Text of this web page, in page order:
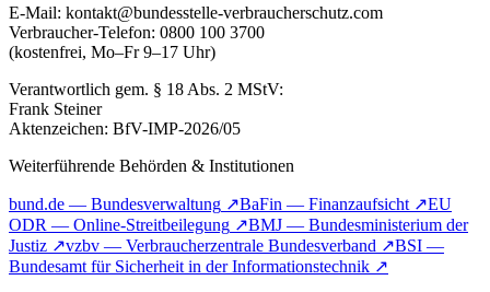
E-Mail: kontakt@bundesstelle-verbraucherschutz.com
Verbraucher-Telefon: 0800 100 3700
(kostenfrei, Mo–Fr 9–17 Uhr)
Verantwortlich gem. § 18 Abs. 2 MStV:
Frank Steiner
Aktenzeichen: BfV-IMP-2026/05
Weiterführende Behörden & Institutionen
bund.de — Bundesverwaltung ↗BaFin — Finanzaufsicht ↗EU
ODR — Online-Streitbeilegung ↗BMJ — Bundesministerium der
Justiz ↗vzbv — Verbraucherzentrale Bundesverband ↗BSI —
Bundesamt für Sicherheit in der Informationstechnik ↗